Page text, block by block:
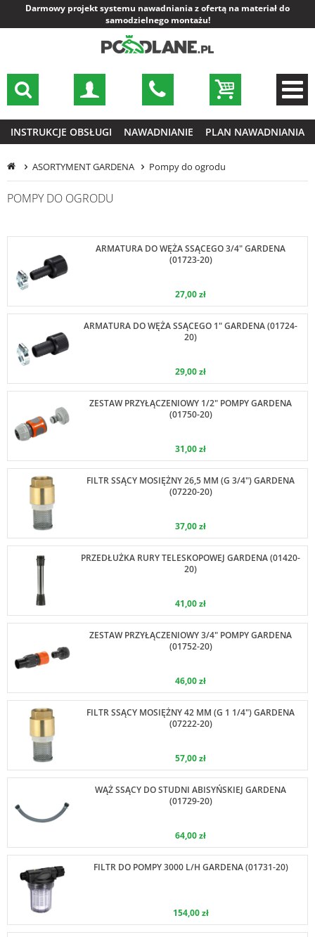
Darmowy projekt systemu nawadniania z ofertą na materiał do
samodzielnego montażu!
INSTRUKCJE OBSŁUGI NAWADNIANIE PLAN NAWADNIANIA
ASORTYMENT GARDENA Pompy do ogrodu
POMPY DO OGRODU
ARMATURA DO WĘŻA SSĄCEGO 3/4" GARDENA
(01723-20)
27,00 zł
ARMATURA DO WĘŻA SSĄCEGO 1" GARDENA (01724-
20)
29,00 zł
ZESTAW PRZYŁĄCZENIOWY 1/2" POMPY GARDENA
(01750-20)
31,00 zł
FILTR SSĄCY MOSIĘŻNY 26,5 MM (G 3/4") GARDENA
(07220-20)
37,00 zł
PRZEDŁUŻKA RURY TELESKOPOWEJ GARDENA (01420-
20)
41,00 zł
ZESTAW PRZYŁĄCZENIOWY 3/4" POMPY GARDENA
(01752-20)
46,00 zł
FILTR SSĄCY MOSIĘŻNY 42 MM (G 1 1/4") GARDENA
(07222-20)
57,00 zł
WĄŻ SSĄCY DO STUDNI ABISYŃSKIEJ GARDENA
(01729-20)
64,00 zł
FILTR DO POMPY 3000 L/H GARDENA (01731-20)
154,00 zł